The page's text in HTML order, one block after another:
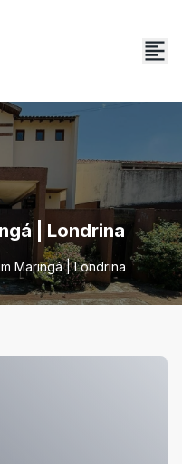
| Londrina
Maringá | Londrina